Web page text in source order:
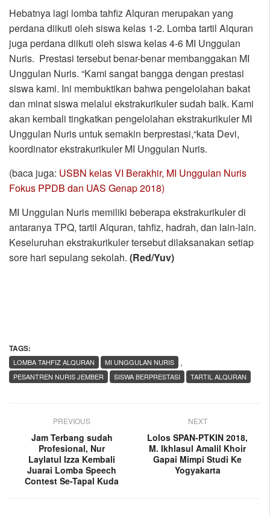
Hebatnya lagi lomba tahfiz Alquran merupakan yang
perdana diikuti oleh siswa kelas 1-2. Lomba tartil Alquran
juga perdana diikuti oleh siswa kelas 4-6 MI Unggulan
Nuris. Prestasi tersebut benar-benar membanggakan MI
Unggulan Nuris. “Kami sangat bangga dengan prestasi
siswa kami. Ini membuktikan bahwa pengelolahan bakat
dan minat siswa melalui ekstrakurikuler sudah baik. Kami
akan kembali tingkatkan pengelolahan ekstrakurikuler MI
Unggulan Nuris untuk semakin berprestasi,“kata Devi,
koordinator ekstrakurikuler MI Unggulan Nuris.
(baca juga: USBN kelas VI Berakhir, MI Unggulan Nuris
Fokus PPDB dan UAS Genap 2018)
MI Unggulan Nuris memiliki beberapa ekstrakurikuler di
antaranya TPQ, tartil Alquran, tahfiz, hadrah, dan lain-lain.
Keseluruhan ekstrakurikuler tersebut dilaksanakan setiap
sore hari sepulang sekolah. (Red/Yuv)
TAGS:
,
LOMBA TAHFIZ ALQURAN
MI UNGGULAN NURIS
PESANTREN NURIS JEMBER
SISWA BERPRESTASI TARTIL ALQURAN
PREVIOUS
Jam Terbang sudah
Profesional, Nur
Laylatul Izza Kembali
Juarai Lomba Speech
Contest Se-Tapal Kuda
NEXT
Lolos SPAN-PTKIN 2018,
M. Ikhlasul Amalil Khoir
Gapai Mimpi Studi Ke
Yogyakarta